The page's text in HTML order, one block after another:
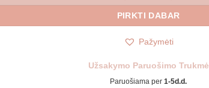
PIRKTI DABAR
Pažymėti
Užsakymo Paruošimo Trukmė
Paruošiama per 1-5d.d.